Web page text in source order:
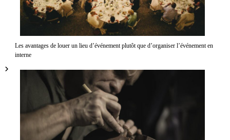
Les avantages de louer un lieu d’événement plutôt que d’organiser l’événement en
interne